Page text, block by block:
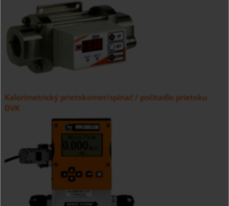
Kalorimetrický prietokomer/spínač / počítadlo prietoku
DVK